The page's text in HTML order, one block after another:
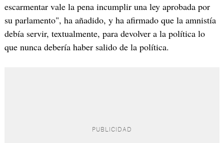
escarmentar vale la pena incumplir una ley aprobada por
su parlamento", ha añadido, y ha afirmado que la amnistía
debía servir, textualmente, para devolver a la política lo
que nunca debería haber salido de la política.